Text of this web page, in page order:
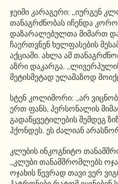
ჯეიმი კარაგერი: „იურგენ
თანაგრძნობას იჩენდა
დაზარალებულთა მიმართ და
ჩაერთვნენ ხელფასების
აქციაში. ახლა ამ
აზრი დაკარგა.
მეტისმეტად ულამაზოდ
სტენ კოლიმორი: „არ
ერთ ფანს, პერსონალის
გადაწყვეტილების შემდეგ
ჰქონდეს. ეს ძალიან
კლუბის ინკოგნიტო
„კლუბი თანამშრომლებს
ოჯახის წევრად თავი ვერ